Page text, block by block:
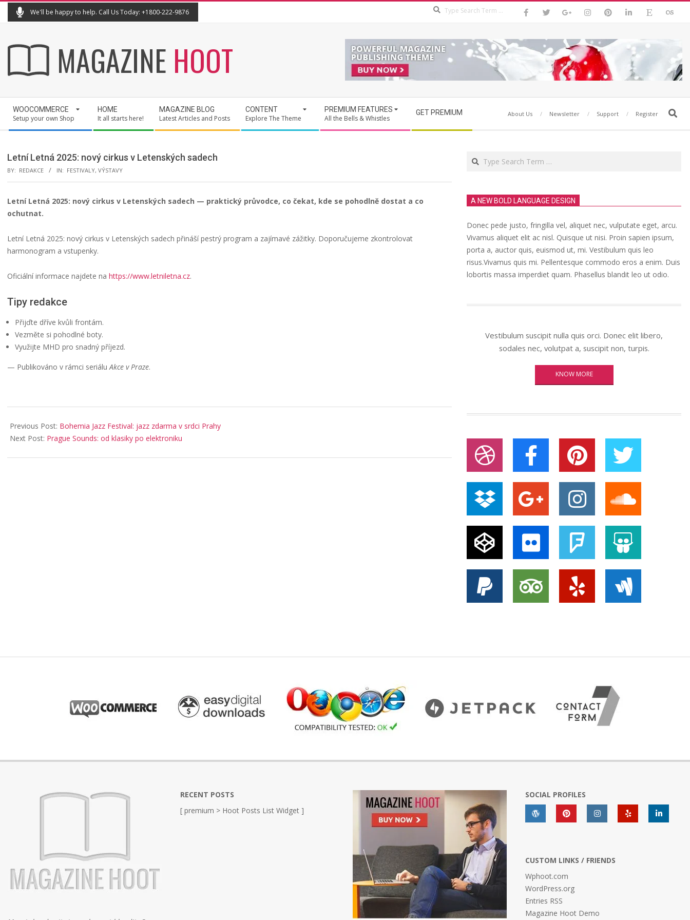
We'll be happy to help. Call Us Today: +1800-222-9876
MAGAZINE HOOT
Navigation
Menu
WOOCOMMERCE
Setup your own Shop
HOME
It all starts here!
MAGAZINE BLOG
Latest Articles and Posts
CONTENT
Explore The Theme
PREMIUM FEATURES
All the Bells & Whistles
GET PREMIUM About Us Newsletter Support Register Search
Letní Letná 2025: nový cirkus v Letenských sadech
BY: REDAKCE IN: FESTIVALY, VÝSTAVY
Letní Letná 2025: nový cirkus v Letenských sadech — praktický průvodce, co čekat, kde se pohodlně dostat a co
ochutnat.
Letní Letná 2025: nový cirkus v Letenských sadech přináší pestrý program a zajímavé zážitky. Doporučujeme zkontrolovat
harmonogram a vstupenky.
Oficiální informace najdete na https://www.letniletna.cz.
Tipy redakce
Přijďte dříve kvůli frontám.
Vezměte si pohodlné boty.
Využijte MHD pro snadný příjezd.
— Publikováno v rámci seriáluAkce v Praze.
06-
04
Previous Post: Bohemia Jazz Festival: jazz zdarma v srdci Prahy
Next Post: Prague Sounds: od klasiky po elektroniku
Search
A NEW BOLD LANGUAGE DESIGN
Donec pede justo, fringilla vel, aliquet nec, vulputate eget, arcu.
Vivamus aliquet elit ac nisl. Quisque ut nisi. Proin sapien ipsum,
porta a, auctor quis, euismod ut, mi. Vestibulum quis leo
risus.Vivamus quis mi. Pellentesque commodo eros a enim. Duis
lobortis massa imperdiet quam. Phasellus blandit leo ut odio.
Vestibulum suscipit nulla quis orci. Donec elit libero,
sodales nec, volutpat a, suscipit non, turpis.
KNOW MORE
RECENT POSTS
[ premium > Hoot Posts List Widget ]
SOCIAL PROFILES
CUSTOM LINKS / FRIENDS
Wphoot.com
WordPress.org
Entries RSS
Magazine Hoot Demo